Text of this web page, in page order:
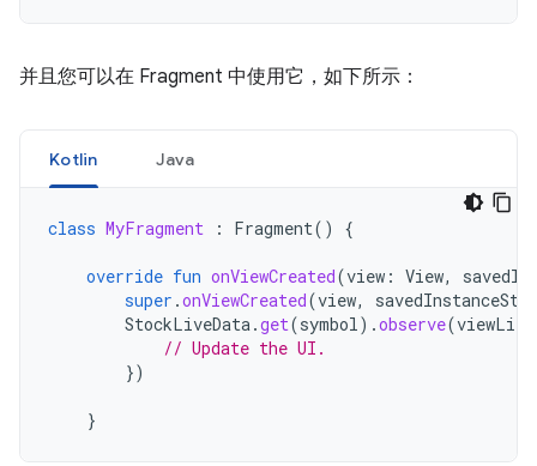
并且您可以在 Fragment 中使用它，如下所示：
Kotlin Java
class MyFragment : Fragment() {
override fun onViewCreated(view : View,
super .onViewCreated(view,
StockLiveData.get(symbol).observe(
// Update the UI.
})
}